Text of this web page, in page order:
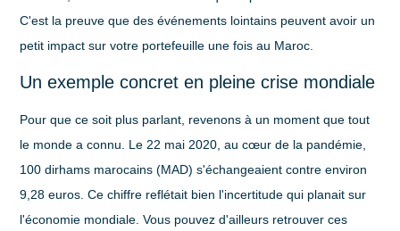
C'est la preuve que des événements lointains peuvent avoir un
petit impact sur votre portefeuille une fois au Maroc.
Un exemple concret en pleine crise mondiale
Pour que ce soit plus parlant, revenons à un moment que tout
le monde a connu. Le 22 mai 2020, au cœur de la pandémie,
100 dirhams marocains (MAD) s'échangeaient contre environ
9,28 euros . Ce chiffre reflétait bien l'incertitude qui planait sur
l'économie mondiale. Vous pouvez d'ailleurs retrouver ces